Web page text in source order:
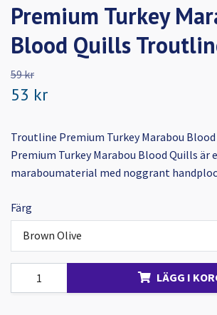
Premium Turkey
Blood Quills
59 kr
53 kr
Troutline Premium Turkey Marabou
Premium Turkey Marabou Blood Quills är
maraboumaterial med noggrant
Färg
Brown Olive
LÄGG I